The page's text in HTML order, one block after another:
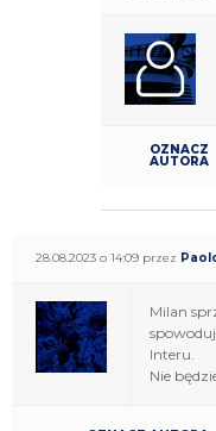
OZNACZ
AUTORA
28.08.2023 o 14:09 przez
Milan
Interu.
Nie